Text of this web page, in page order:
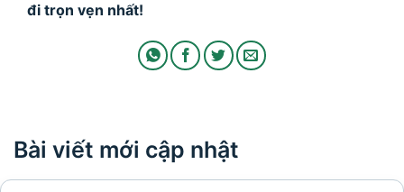
đi trọn vẹn nhất!
Bài viết mới cập nhật